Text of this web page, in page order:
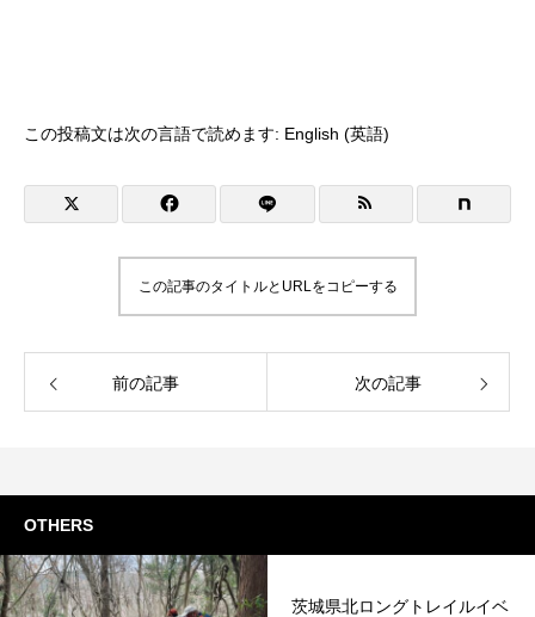
この投稿文は次の言語で読めます: English (英語)
この記事のタイトルとURLをコピーする
前の記事 次の記事
OTHERS
茨城県北ロングトレイルイベ